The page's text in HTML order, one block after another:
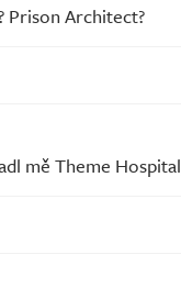
Prison Architect?
mě Theme